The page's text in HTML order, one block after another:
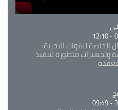
الخاصة للقوات البحرية:
وتجهيزات متطورة لتنفيذ